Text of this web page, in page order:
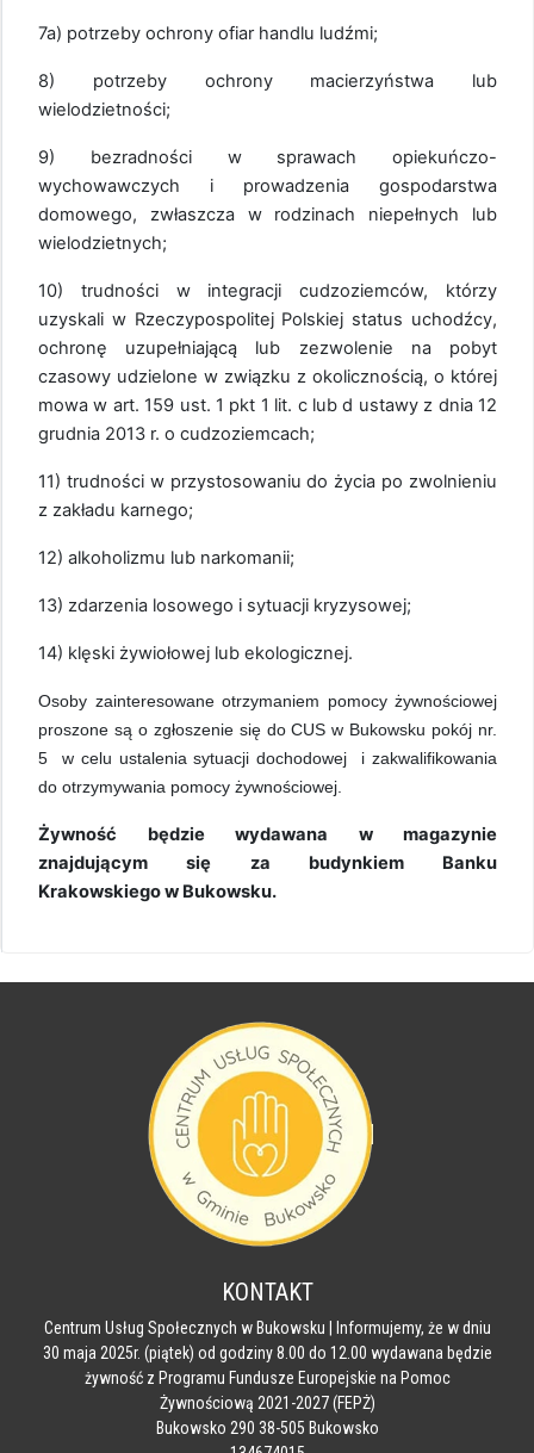
7a) potrzeby ochrony ofiar handlu ludźmi;
8) potrzeby ochrony macierzyństwa lub
wielodzietności;
9) bezradności w sprawach opiekuńczo-
wychowawczych i prowadzenia gospodarstwa
domowego, zwłaszcza w rodzinach niepełnych lub
wielodzietnych;
10) trudności w integracji cudzoziemców, którzy
uzyskali w Rzeczypospolitej Polskiej status uchodźcy,
ochronę uzupełniającą lub zezwolenie na pobyt
czasowy udzielone w związku z okolicznością, o której
mowa w art. 159 ust. 1 pkt 1 lit. c lub d ustawy z dnia 12
grudnia 2013 r. o cudzoziemcach;
11) trudności w przystosowaniu do życia po zwolnieniu
z zakładu karnego;
12) alkoholizmu lub narkomanii;
13) zdarzenia losowego i sytuacji kryzysowej;
14) klęski żywiołowej lub ekologicznej.
Osoby zainteresowane otrzymaniem pomocy żywnościowej
proszone są o zgłoszenie się do CUS w Bukowsku pokój nr.
5 w celu ustalenia sytuacji dochodowej i zakwalifikowania
do otrzymywania pomocy żywnościowej.
Żywność będzie wydawana w magazynie
znajdującym się za budynkiem Banku
Krakowskiego w Bukowsku.
KONTAKT
Centrum Usług Społecznych w Bukowsku | Informujemy, że w dniu
30 maja 2025r. (piątek) od godziny 8.00 do 12.00 wydawana będzie
żywność z Programu Fundusze Europejskie na Pomoc
Żywnościową 2021-2027 (FEPŻ)
Bukowsko 290 38-505 Bukowsko